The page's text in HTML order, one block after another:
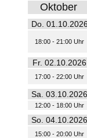
Oktober
Do. 01.10.2026
18:00 - 21:00 Uhr
Fr. 02.10.2026
17:00 - 22:00 Uhr
Sa. 03.10.2026
12:00 - 18:00 Uhr
So. 04.10.2026
15:00 - 20:00 Uhr